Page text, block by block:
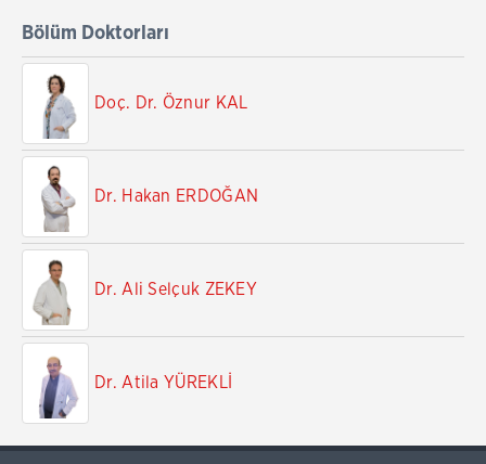
Bölüm Doktorları
Doç. Dr. Öznur KAL
Dr. Hakan ERDOĞAN
Dr. Ali Selçuk ZEKEY
Dr. Atila YÜREKLİ